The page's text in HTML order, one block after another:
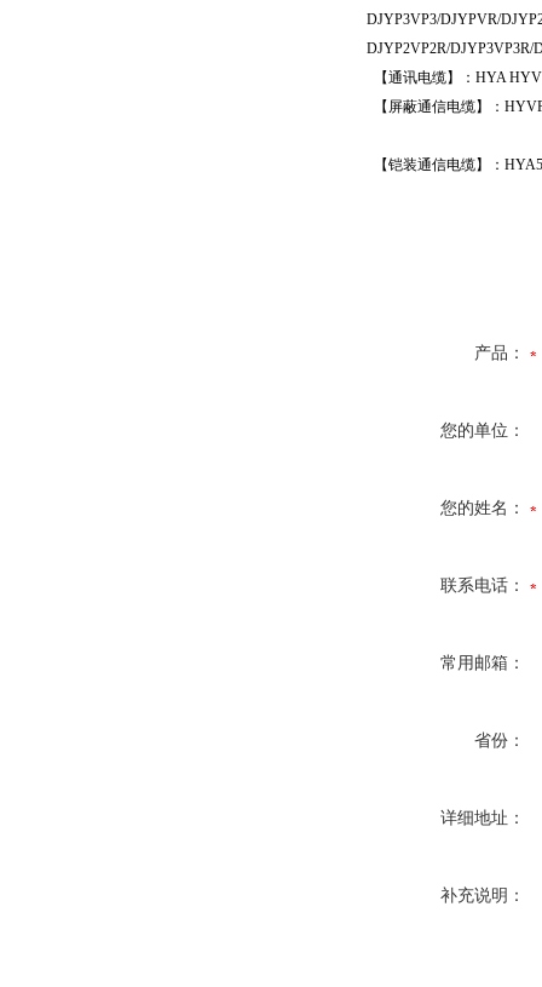
DJYP3VP3/DJYPVR/
DJYP2VP2R/DJYP3VP3R/
【通讯电缆】： HYA
【屏蔽通信电缆】：
【铠装通信电缆】：
产品：
您的单位：
您的姓名：
联系电话：
常用邮箱：
省份：
详细地址：
补充说明：